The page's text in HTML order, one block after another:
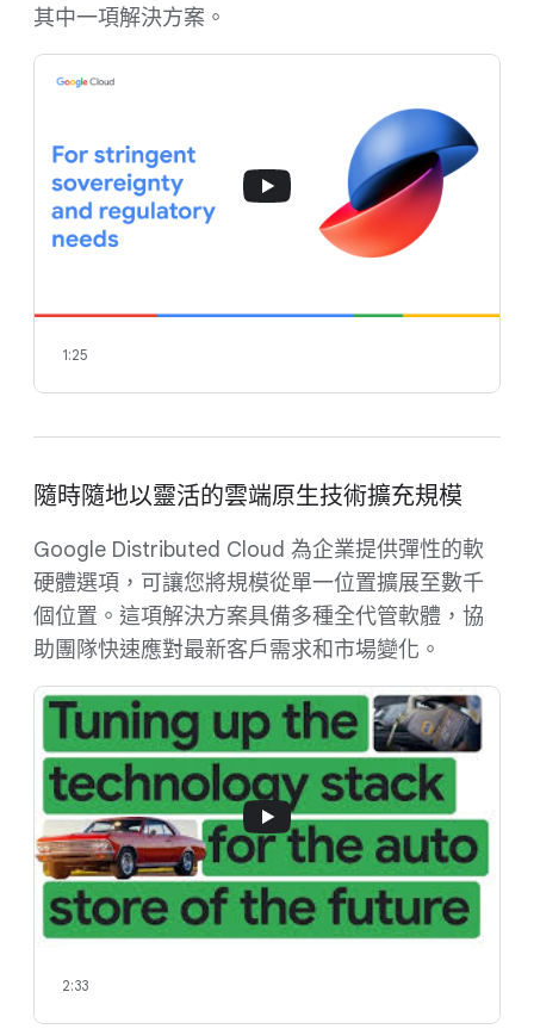
其中一項解決方案。
1:25
隨時隨地以靈活的雲端原生技術擴充規模
Google Distributed Cloud 為企業提供彈性的軟
硬體選項，可讓您將規模從單一位置擴展至數千
個位置。這項解決方案具備多種全代管軟體，協
助團隊快速應對最新客戶需求和市場變化。
2:33